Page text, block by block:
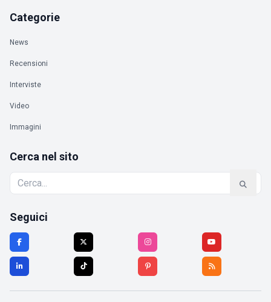
Categorie
News
Recensioni
Interviste
Video
Immagini
Cerca nel sito
Seguici